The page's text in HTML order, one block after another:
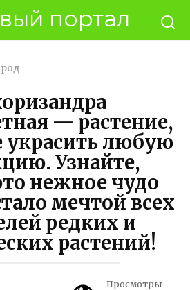
портал
— растение,
украсить любую
Узнайте,
нежное чудо
мечтой всех
редких и
растений!
Просмотры